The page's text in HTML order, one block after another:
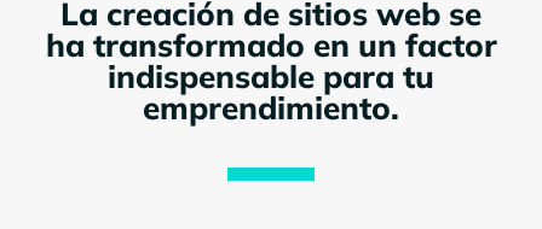
La creación de sitios web se
ha transformado en un factor
indispensable para tu
emprendimiento.